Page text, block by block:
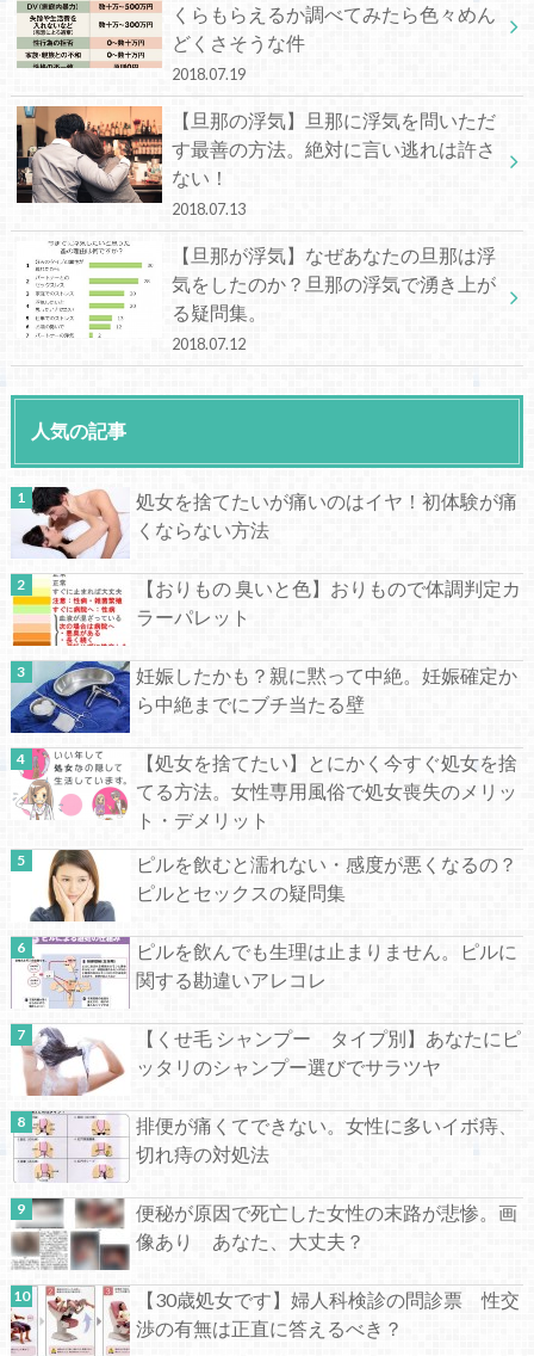
くらもらえるか調べてみたら色々めん
どくさそうな件
2018.07.19
【旦那の浮気】旦那に浮気を問いただ
す最善の方法。絶対に言い逃れは許さ
ない！
2018.07.13
【旦那が浮気】なぜあなたの旦那は浮
気をしたのか？旦那の浮気で湧き上が
る疑問集。
2018.07.12
人気の記事
処女を捨てたいが痛いのはイヤ！初体験が痛
くならない方法
【おりもの 臭いと色】おりもので体調判定カ
ラーパレット
妊娠したかも？親に黙って中絶。妊娠確定か
ら中絶までにブチ当たる壁
【処女を捨てたい】とにかく今すぐ処女を捨
てる方法。女性専用風俗で処女喪失のメリッ
ト・デメリット
ピルを飲むと濡れない・感度が悪くなるの？
ピルとセックスの疑問集
ピルを飲んでも生理は止まりません。ピルに
関する勘違いアレコレ
【くせ毛 シャンプー タイプ別】あなたにピ
ッタリのシャンプー選びでサラツヤ
排便が痛くてできない。女性に多いイボ痔、
切れ痔の対処法
便秘が原因で死亡した女性の末路が悲惨。画
像あり あなた、大丈夫？
【30歳処女です】婦人科検診の問診票 性交
渉の有無は正直に答えるべき？